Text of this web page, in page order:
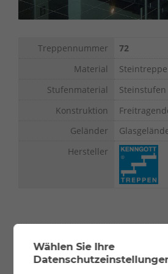
Treppennummer
72
Material
Steintreppe
Stufenmaterial
Steinstufen
Konstruktion
Geländer
Hersteller
Treppe
Zweiläufig gerade Treppe mit
Wählen Sie Ihre